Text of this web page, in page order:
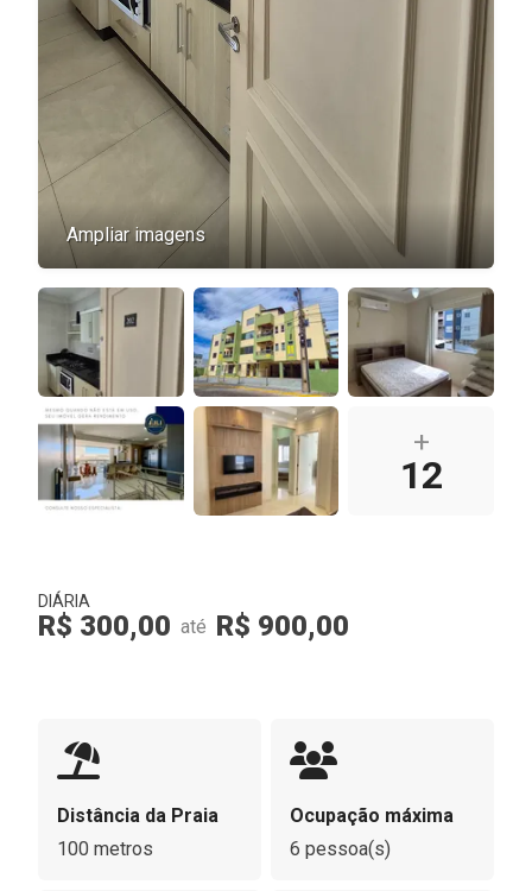
Ampliar imagens
+
12
DIÁRIA
R$ 300,00 até R$ 900,00
Distância da Praia
100 metros
Ocupação máxima
6 pessoa(s)